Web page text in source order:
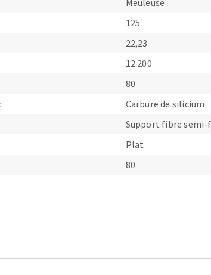
Meuleuse
125
22,23
12 200
80
Carbure de silicium
Support fibre
Plat
80